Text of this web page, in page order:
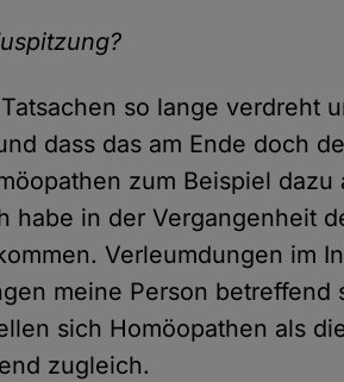
so lange verdreht
dass das am Ende doch
zum Beispiel dazu
habe in der Vergangenheit
Verleumdungen im
meine Person betreffend
sich Homöopathen als
zugleich.